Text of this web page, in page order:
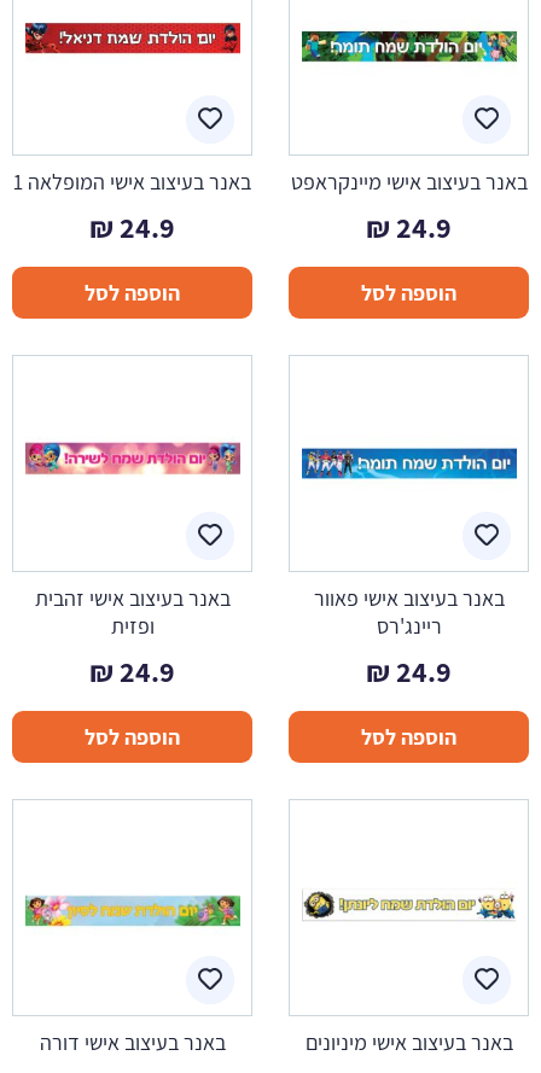
באנר בעיצוב אישי מיינקראפט
24.9
₪
הוספה לסל
באנר בעיצוב אישי המופלאה 1
24.9
₪
הוספה לסל
באנר בעיצוב אישי פאוור
ריינג'רס
24.9
₪
הוספה לסל
באנר בעיצוב אישי זהבית
ופזית
24.9
₪
הוספה לסל
באנר בעיצוב אישי מיניונים באנר בעיצוב אישי דורה